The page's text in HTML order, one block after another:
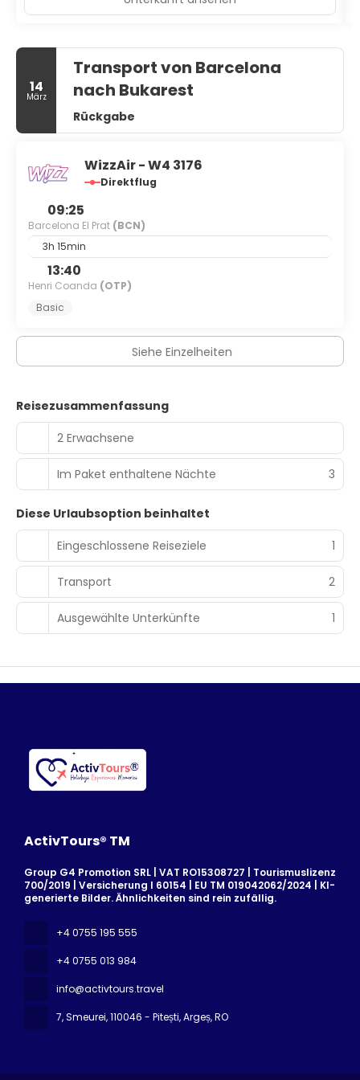
14
März
Transport von Barcelona
nach Bukarest
Rückgabe
WizzAir - W4 3176
Direktflug
09:25
Barcelona El Prat (BCN)
3h 15min
13:40
Henri Coanda (OTP)
Basic
Siehe Einzelheiten
Reisezusammenfassung
2 Erwachsene
Im Paket enthaltene Nächte 3
Diese Urlaubsoption beinhaltet
Eingeschlossene Reiseziele
1
Transport 2
Ausgewählte Unterkünfte 1
ActivTours® TM
Group G4 Promotion SRL | VAT RO15308727 | Tourismuslizenz
700/2019 | Versicherung I 60154 | EU TM 019042062/2024 | KI-
generierte Bilder. Ähnlichkeiten sind rein zufällig.
+4 0755 195 555
+4 0755 013 984
info@activtours.travel
7, Smeurei, 110046 - Pitești, Argeș, RO